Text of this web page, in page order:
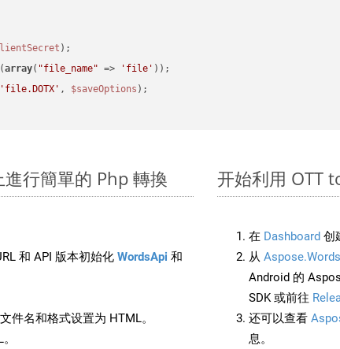
array( "file_name" => 'file'
'file.DOTX' , $saveOptions
進行簡單的 Php 轉換
和 API 版本初始化 WordsApi 和
件名和格式设置为 HTML。
开始利用 OTT
在 Dashboard 创
从
Android 的
SDK 或前往
还可以查看
息。